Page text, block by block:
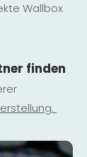
Wallbox
finden
g.